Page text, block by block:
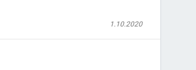
1.10.2020